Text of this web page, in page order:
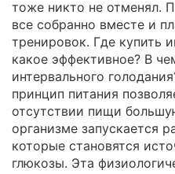
тоже никто не отменял.
все собранно вместе и
тренировок. Где купить
какое эффективное? В
интервального
принцип питания
отсутствии пищи
организме запускается
которые становятся
глюкозы. Эта